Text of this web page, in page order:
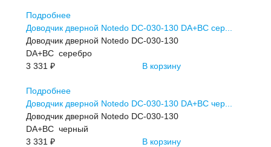
Подробнее
Доводчик дверной Notedo DC-030-130 DA+BC сер...
Доводчик дверной Notedo DC-030-130
DA+BC серебро
3 331 ₽
В корзину
Подробнее
Доводчик дверной Notedo DC-030-130 DA+BC чер...
Доводчик дверной Notedo DC-030-130
DA+BC черный
3 331 ₽
В корзину